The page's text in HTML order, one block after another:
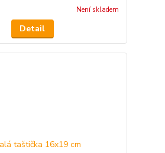
Není skladem
Detail